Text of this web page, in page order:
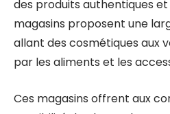
des produits authentiques et
magasins proposent une
allant des cosmétiques aux
par les aliments et les
Ces magasins offrent aux